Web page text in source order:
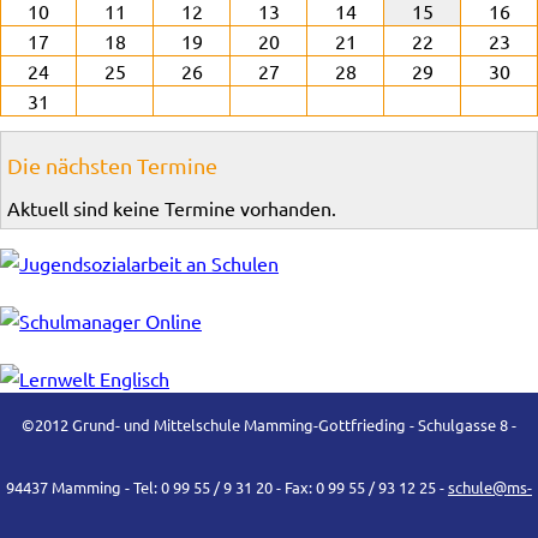
10
11 12 13 14 15
16
17
18 19 20 21 22
23
24
25 26 27 28 29
30
31
Die nächsten Termine
Aktuell sind keine Termine vorhanden.
©2012 Grund- und Mittelschule Mamming-Gottfrieding - Schulgasse 8 -
94437 Mamming - Tel: 0 99 55 / 9 31 20 - Fax: 0 99 55 / 93 12 25 -schule@ms-